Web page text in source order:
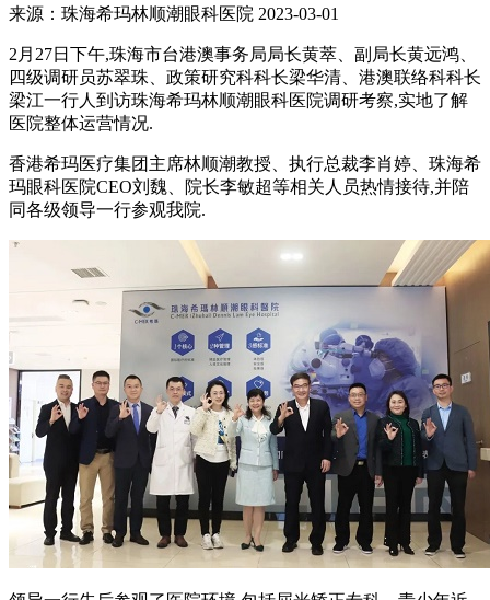
来源：珠海希玛林顺潮眼科医院 2023-03-01
2月27日下午,珠海市台港澳事务局局长黄萃、副局长黄远鸿、
四级调研员苏翠珠、政策研究科科长梁华清、港澳联络科科长
梁江一行人到访珠海希玛林顺潮眼科医院调研考察,实地了解
医院整体运营情况.
香港希玛医疗集团主席林顺潮教授、执行总裁李肖婷、珠海希
玛眼科医院CEO刘魏、院长李敏超等相关人员热情接待,并陪
同各级领导一行参观我院.